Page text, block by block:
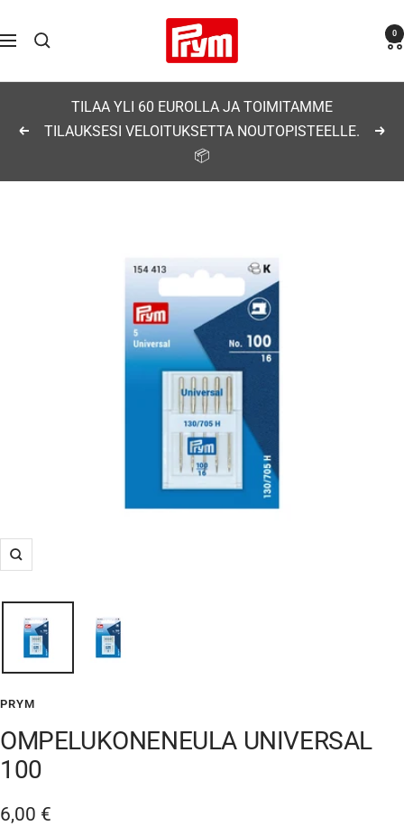
sisältöön
Navigaatio
Prym 0
Edellinen
TILAA YLI 60 EUROLLA JA TOIMITAMME
TILAUKSESI VELOITUKSETTA NOUTOPISTEELLE.
📦
Suurenna
PRYM
OMPELUKONENEULA UNIVERSAL
100
Alennushinta
6,00 €